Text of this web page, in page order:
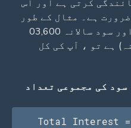
کرتی ہے اور اس
ہے۔ مثال کے طور
پر ، اگر آپ کا دارالحکم اور سود سالانہ 03,600
(2100 / مہینہ) ہے تو ، آپ کی کل
کی مجموعی تعداد
Total Interest =